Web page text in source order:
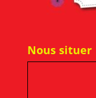
Nous situer